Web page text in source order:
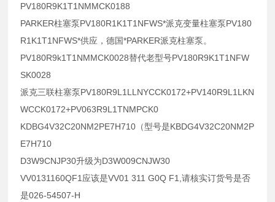
PV180R9K1T1NMMCK0188
PARKER柱塞泵PV180R1K1T1NFWS*派克变量柱塞泵PV180
R1K1T1NFWS*供应，德国*PARKER派克柱塞泵。
PV180R9k1T1NMMCK0028替代老型号PV180R9K1T1NFW
SK0028
派克三联柱塞泵PV180R9L1LLNYCCK0172+PV140R9L1LKN
WCCK0172+PV063R9L1TNMPCK0
KDBG4V32C20NM2PE7H710（型号是KBDG4V32C20NM2P
E7H710
D3W9CNJP30升级为D3W009CNJW30
VV0131160QF1应该是VV01 311 G0Q F1,请核实订货号是否
是026-54507-H